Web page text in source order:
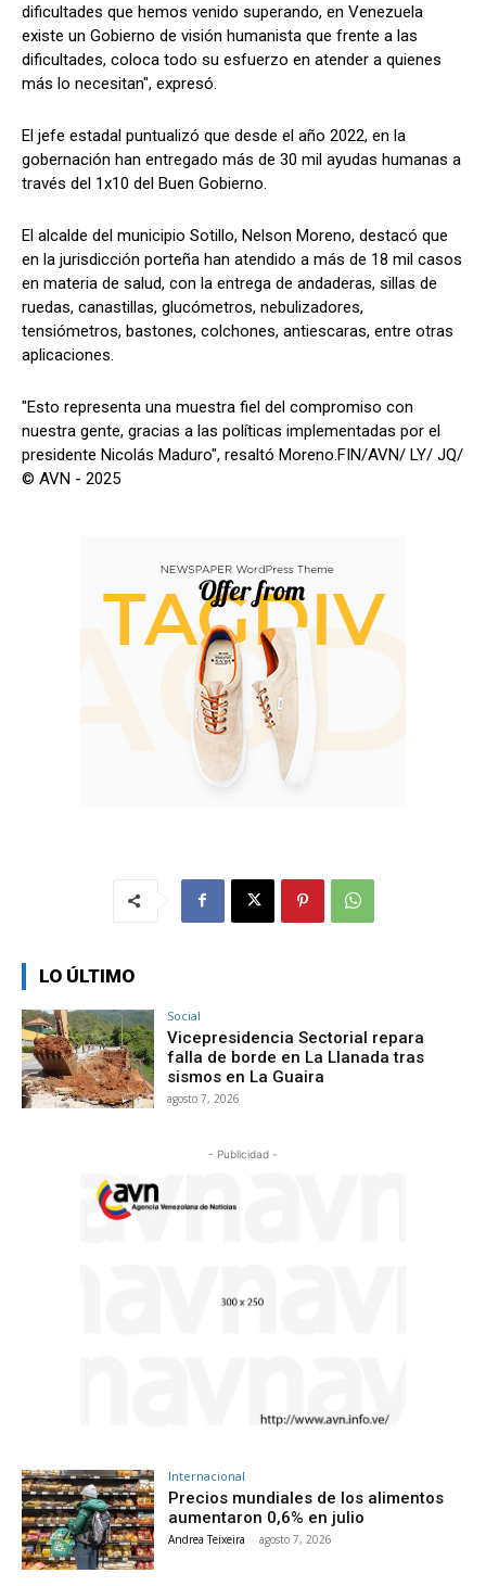
dificultades que hemos venido superando, en Venezuela
existe un Gobierno de visión humanista que frente a las
dificultades, coloca todo su esfuerzo en atender a quienes
más lo necesitan", expresó.
El jefe estadal puntualizó que desde el año 2022, en la
gobernación han entregado más de 30 mil ayudas humanas a
través del 1x10 del Buen Gobierno.
El alcalde del municipio Sotillo, Nelson Moreno, destacó que
en la jurisdicción porteña han atendido a más de 18 mil casos
en materia de salud, con la entrega de andaderas, sillas de
ruedas, canastillas, glucómetros, nebulizadores,
tensiómetros, bastones, colchones, antiescaras, entre otras
aplicaciones.
"Esto representa una muestra fiel del compromiso con
nuestra gente, gracias a las políticas implementadas por el
presidente Nicolás Maduro", resaltó Moreno.FIN/AVN/ LY/ JQ/
© AVN - 2025
LO ÚLTIMO
Social
Vicepresidencia Sectorial repara
falla de borde en La Llanada tras
sismos en La Guaira
agosto 7, 2026
- Publicidad -
Internacional
Precios mundiales de los alimentos
aumentaron 0,6% en julio
Andrea Teixeira - agosto 7, 2026